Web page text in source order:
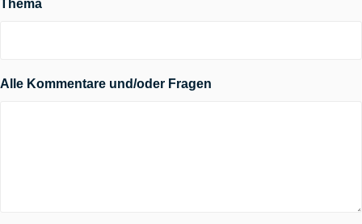
Thema
Alle Kommentare und/oder Fragen